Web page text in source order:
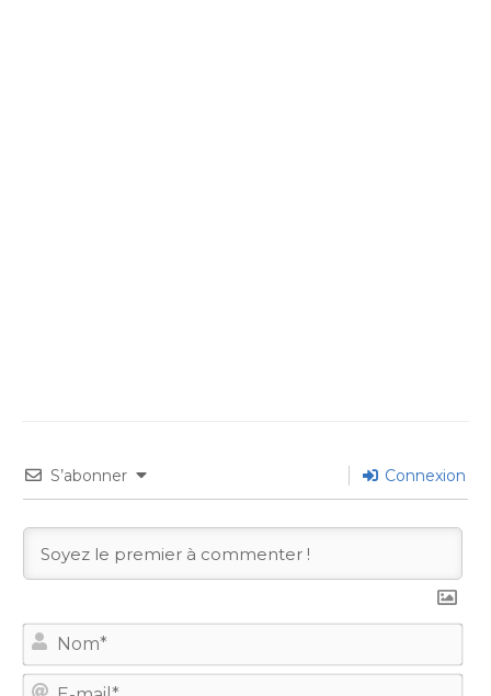
S’abonner Connexion
E-